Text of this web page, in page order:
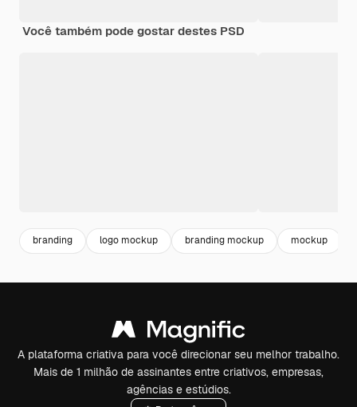
Você também pode gostar destes PSD
branding logo mockup branding mockup mockup
A plataforma criativa para você direcionar seu melhor trabalho.
Mais de 1 milhão de assinantes entre criativos, empresas,
agências e estúdios.